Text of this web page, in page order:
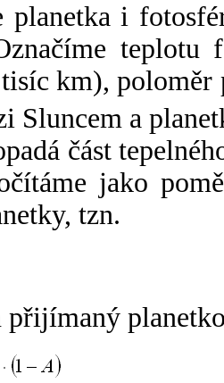
planetka i
km),
Sluncem a
část
jako
tzn.